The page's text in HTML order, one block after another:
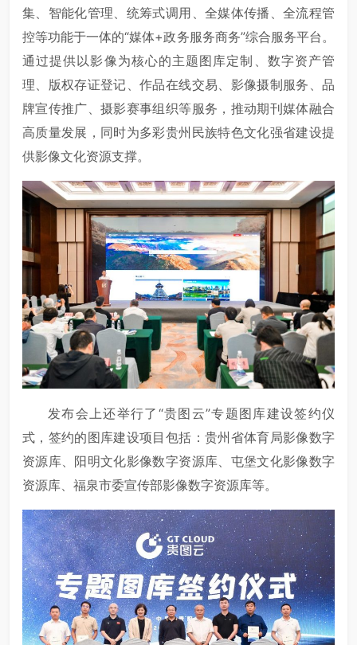
集、智能化管理、统筹式调用、全媒体传播、全流程管
控等功能于一体的“媒体+政务服务商务”综合服务平台。
通过提供以影像为核心的主题图库定制、数字资产管
理、版权存证登记、作品在线交易、影像摄制服务、品
牌宣传推广、摄影赛事组织等服务，推动期刊媒体融合
高质量发展，同时为多彩贵州民族特色文化强省建设提
供影像文化资源支撑。
发布会上还举行了“贵图云”专题图库建设签约仪
式，签约的图库建设项目包括：贵州省体育局影像数字
资源库、阳明文化影像数字资源库、屯堡文化影像数字
资源库、福泉市委宣传部影像数字资源库等。